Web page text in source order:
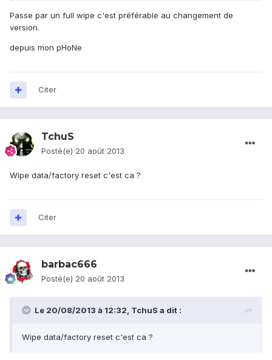
Passe par un full wipe c'est préférable au changement de
version.
depuis mon pHoNe
Citer
TchuS
Posté(e) 20 août 2013
Wipe data/factory reset c'est ca ?
Citer
barbac666
Posté(e) 20 août 2013
Le 20/08/2013 à 12:32, TchuS a dit :
Wipe data/factory reset c'est ca ?